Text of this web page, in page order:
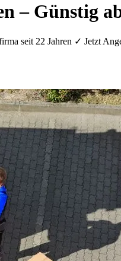
– Günstig
seit 22 Jahren ✓ Jetzt